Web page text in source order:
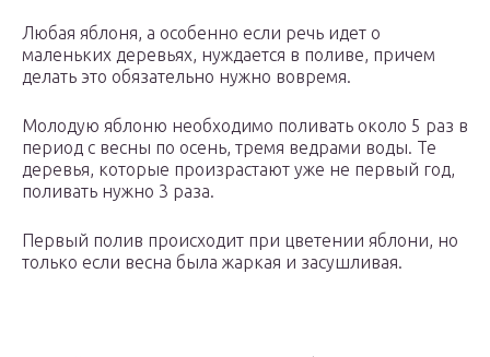
Любая яблоня, а особенно если речь идет о
маленьких деревьях, нуждается в поливе, причем
делать это обязательно нужно вовремя.
Молодую яблоню необходимо поливать около 5 раз в
период с весны по осень, тремя ведрами воды. Те
деревья, которые произрастают уже не первый год,
поливать нужно 3 раза.
Первый полив происходит при цветении яблони, но
только если весна была жаркая и засушливая.